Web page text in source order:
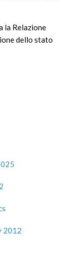
la Relazione
dello stato
2012